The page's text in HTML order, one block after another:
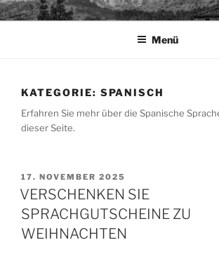
Zum
InhaltTAPIA.DE
Sprachen für das Leben
Menü
KATEGORIE: SPANISCH
Erfahren Sie mehr über die Spanische
dieser Seite.
VERÖFFENTLICHT
AM
17. NOVEMBER 2025
VERSCHENKEN SIE
SPRACHGUTSCHEINE ZU
WEIHNACHTEN